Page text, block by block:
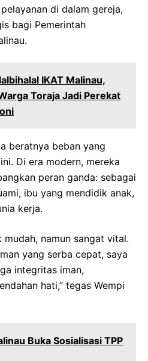
di dalam gereja,
bagi Pemerintah
IKAT Malinau,
Toraja Jadi Perekat
beratnya beban yang
Di era modern, mereka
peran ganda: sebagai
ibu yang mendidik anak,
kerja.
mudah, namun sangat vital.
yang serba cepat, saya
integritas iman,
hati,” tegas Wempi
Buka Sosialisasi TPP